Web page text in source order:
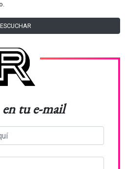
ESCUCHAR
tu e-mail